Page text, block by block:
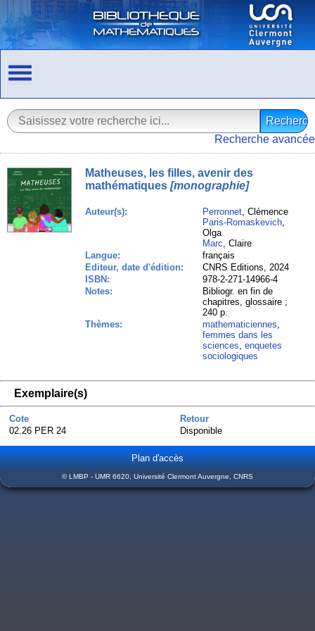
Recherche avancée
Matheuses, les filles, avenir des
mathématiques[monographie]
Auteur(s): Perronnet, Clémence
Paris-Romaskevich,
Olga
Marc, Claire
Langue:
français
Editeur, date d'édition:
CNRS Editions, 2024
ISBN:
978-2-271-14966-4
Notes:
Bibliogr. en fin de
chapitres, glossaire ;
240 p.
Thèmes:
mathematiciennes,
femmes dans les
sciences,enquetes
sociologiques
Exemplaire(s)
Cote
Retour
02.26 PER 24
Disponible
Plan d'accès
© LMBP - UMR 6620, Université Clermont Auvergne, CNRS